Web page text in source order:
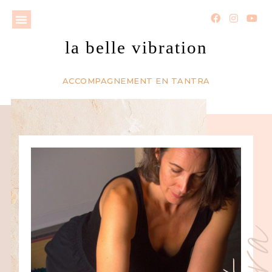
la belle vibration
ACCOMPAGNEMENT EN TANTRA